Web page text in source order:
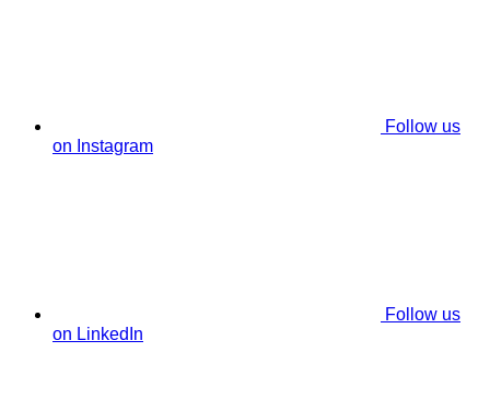
Follow us
on Instagram
Follow us
on LinkedIn